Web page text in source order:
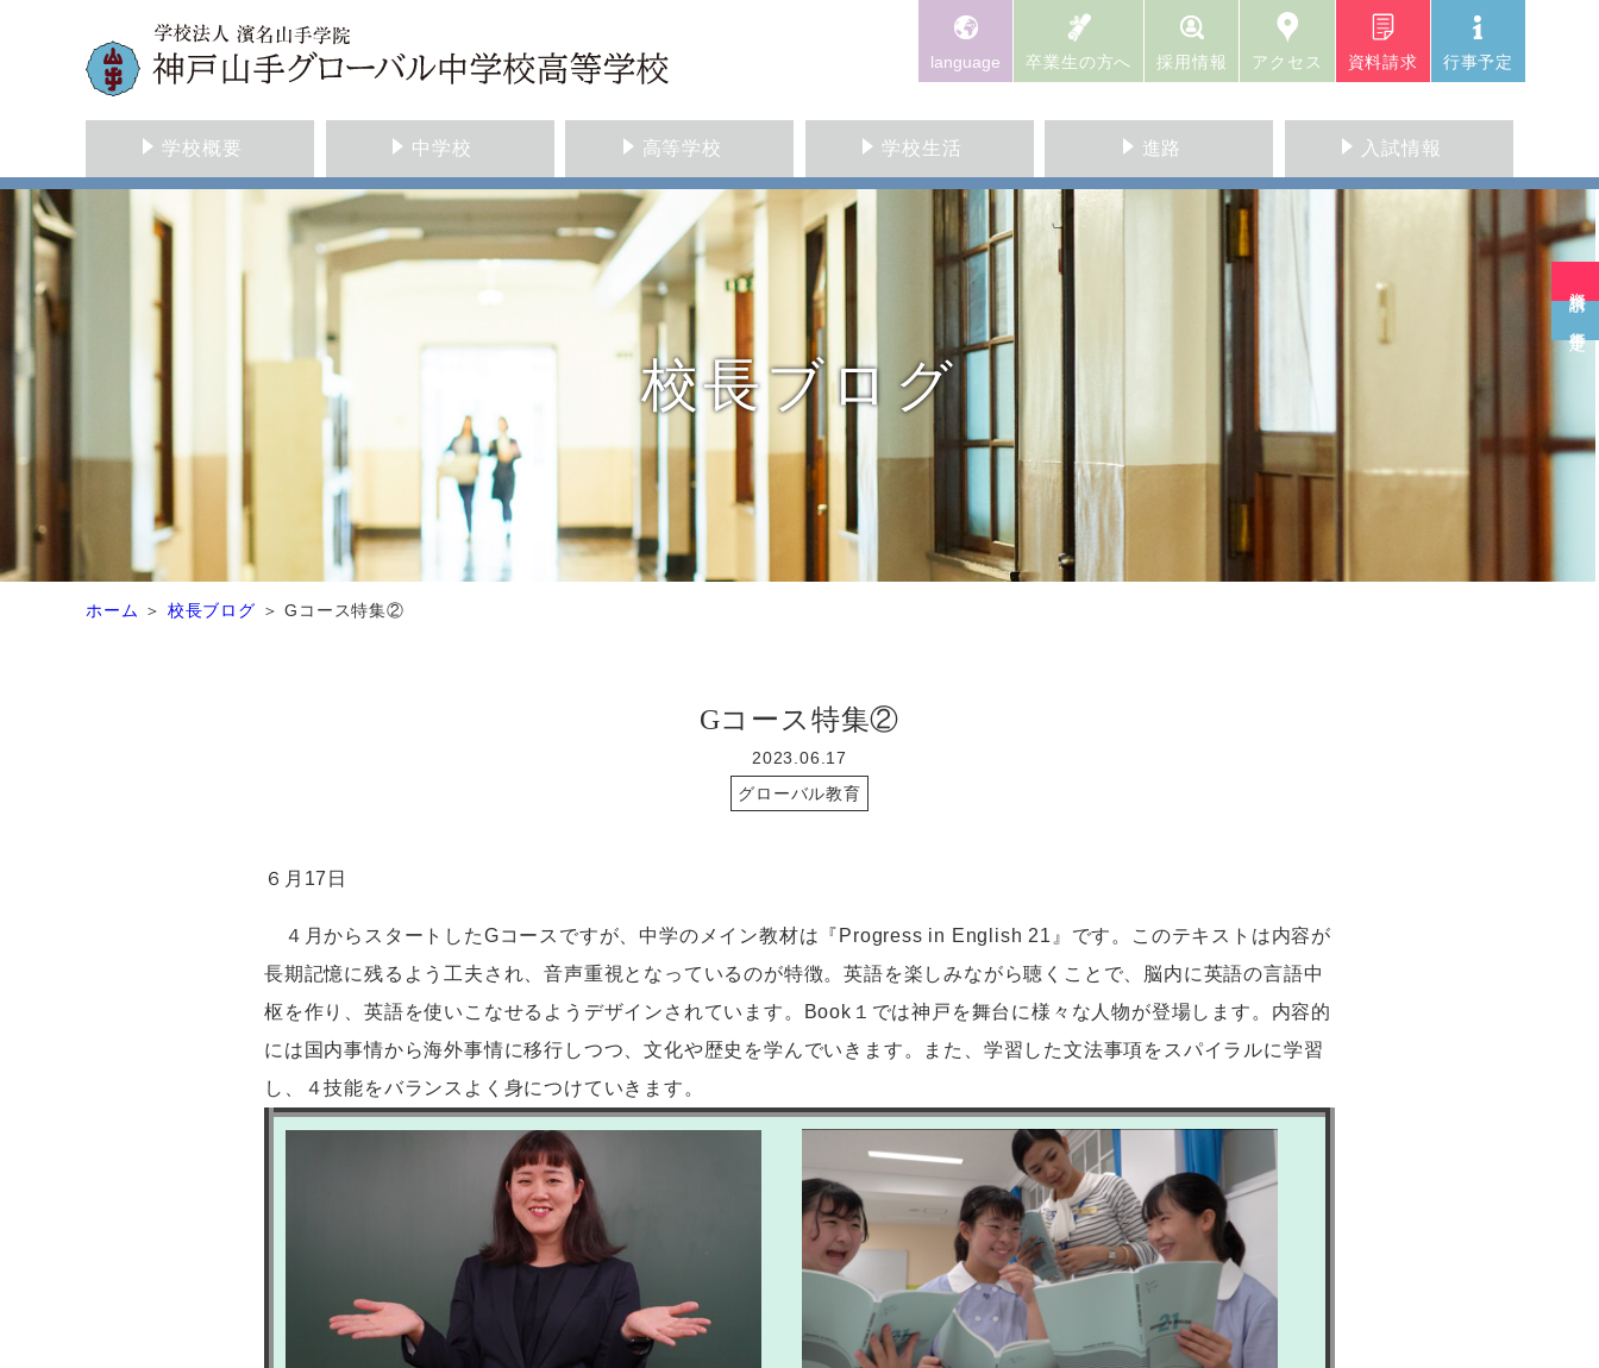
language 卒業生の方へ 採用情報 アクセス 資料請求 行事予定
学校概要 中学校 高等学校 学校生活 進路 入試情報
校長ブログ
ホーム 校長ブログ Gコース特集②
Gコース特集②
2023.06.17
グローバル教育
６月17日
４月からスタートしたGコースですが、中学のメイン教材は『 Progress in English 21 』です。このテキストは内容が
長期記憶に残るよう工夫され、音声重視となっているのが特徴。英語を楽しみながら聴くことで、脳内に英語の言語中
枢を作り、英語を使いこなせるようデザインされています。
Book １では神戸を舞台に様々な人物が登場します。内容的
には国内事情から海外事情に移行しつつ、文化や歴史を学んでいきます。また、学習した文法事項をスパイラルに学習
し、４技能をバランスよく身につけていきます。